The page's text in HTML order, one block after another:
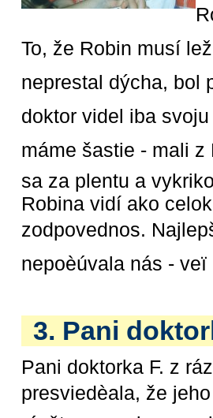
To, že Robin musí
neprestal dýcha,
doktor videl iba
máme šastie - mali
sa za plentu a
Robina vidí ako
zodpovednos.
nepoèúvala nás - veï
3. Pani
Pani doktorka F. z
presviedèala, že jeho